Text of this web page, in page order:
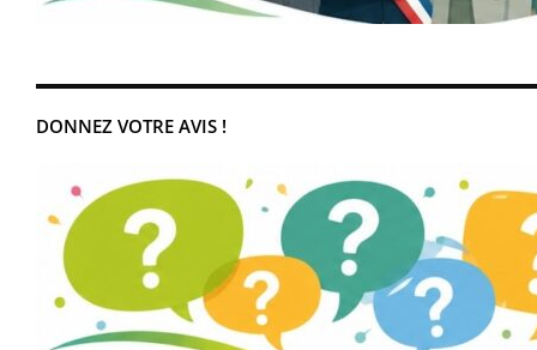
DONNEZ VOTRE AVIS !